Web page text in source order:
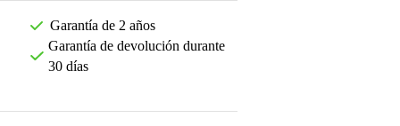
Garantía de 2 años
Garantía de devolución durante
30 días